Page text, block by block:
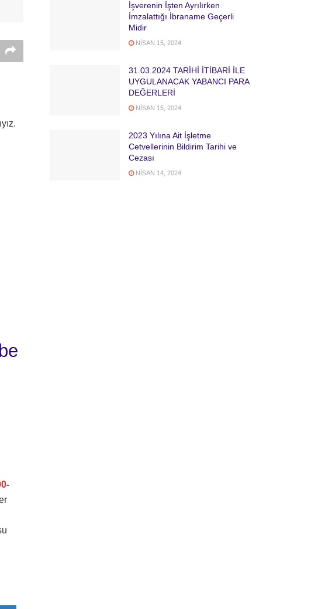
İşverenin İşten Ayrılırken
İmzalattığı İbraname Geçerli
Midir
NISAN 15, 2024
31.03.2024 TARİHİ İTİBARİ İLE
UYGULANACAK YABANCI PARA
DEĞERLERİ
NISAN 15, 2024
2023 Yılına Ait İşletme
Cetvellerinin Bildirim Tarihi ve
Cezası
NISAN 14, 2024